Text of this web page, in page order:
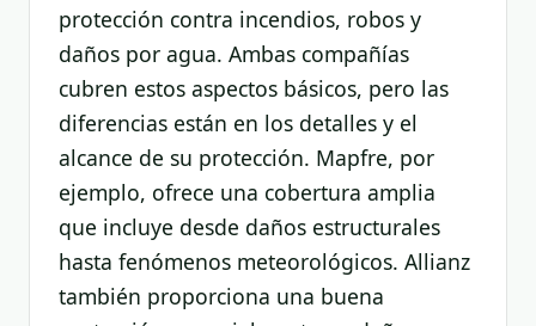
protección contra incendios, robos y
daños por agua. Ambas compañías
cubren estos aspectos básicos, pero las
diferencias están en los detalles y el
alcance de su protección. Mapfre, por
ejemplo, ofrece una cobertura amplia
que incluye desde daños estructurales
hasta fenómenos meteorológicos. Allianz
también proporciona una buena